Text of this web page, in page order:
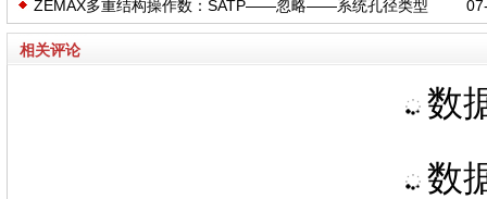
到该表面的光线”标记
ZEMAX多重结构操作数：SATP——忽略——系统孔径类型
相关评论
数
数